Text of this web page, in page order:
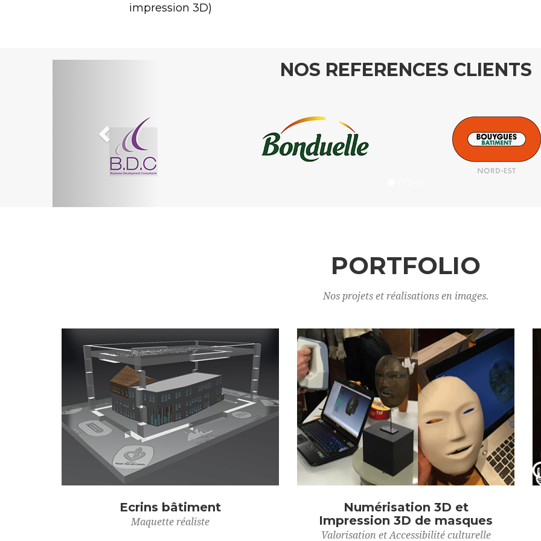
impression 3D)
NOS REFERENCES CLIENTS
PORTFOLIO
Nos projets et réalisations en images.
Ecrins bâtiment
Maquette réaliste
Numérisation 3D et
Impression 3D de masques
Valorisation et Accessibilité culturelle